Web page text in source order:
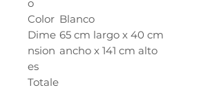
o
Color Blanco
Dime
nsion
es
Totale
65 cm largo x 40 cm
ancho x 141 cm alto